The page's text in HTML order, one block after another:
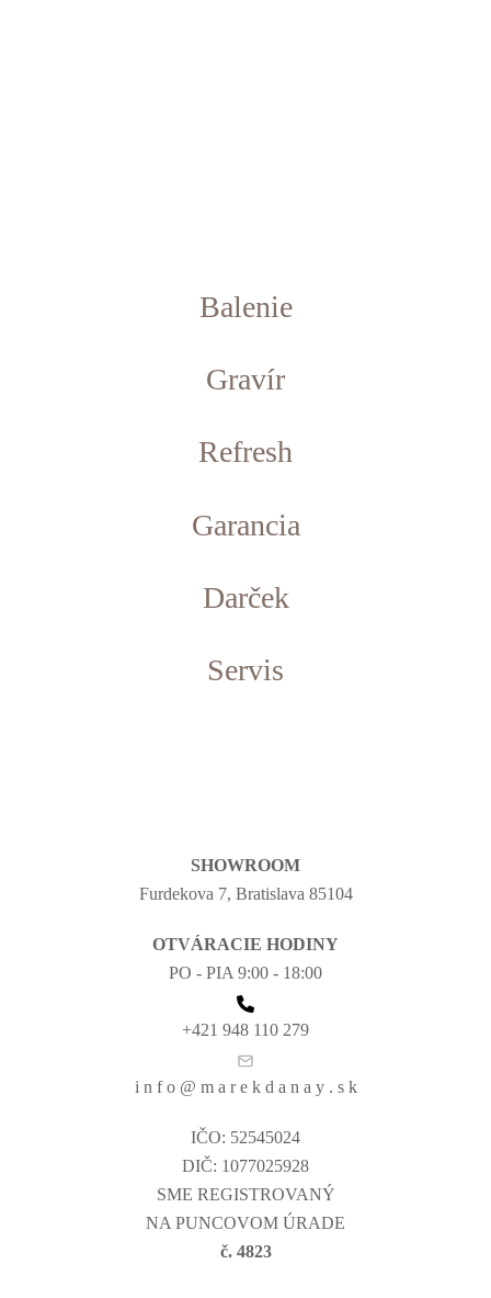
Balenie
Gravír
Refresh
Garancia
Darček
Servis
SHOWROOM
Furdekova 7, Bratislava 85104
OTVÁRACIE HODINY
PO - PIA 9:00 - 18:00
+421 948 110 279
i n f o @ m a r e k d a n a y . s k
IČO: 52545024
DIČ: 1077025928
SME REGISTROVANÝ
NA PUNCOVOM ÚRADE
č. 4823